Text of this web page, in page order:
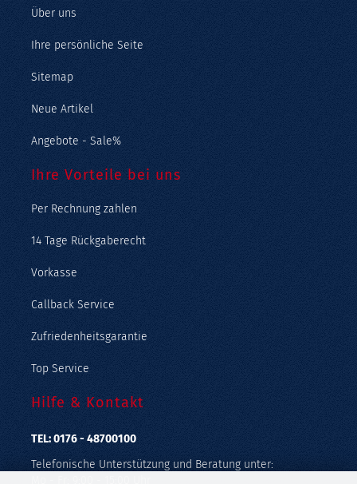
Über uns
Ihre persönliche Seite
Sitemap
Neue Artikel
Angebote - Sale%
Ihre Vorteile bei uns
Per Rechnung zahlen
14 Tage Rückgaberecht
Vorkasse
Callback Service
Zufriedenheitsgarantie
Top Service
Hilfe & Kontakt
TEL: 0176 - 48700100
Telefonische Unterstützung und Beratung unter: